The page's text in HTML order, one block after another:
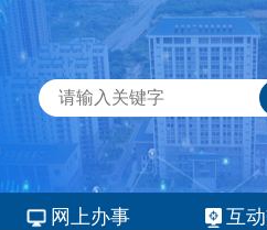
网上办事 互